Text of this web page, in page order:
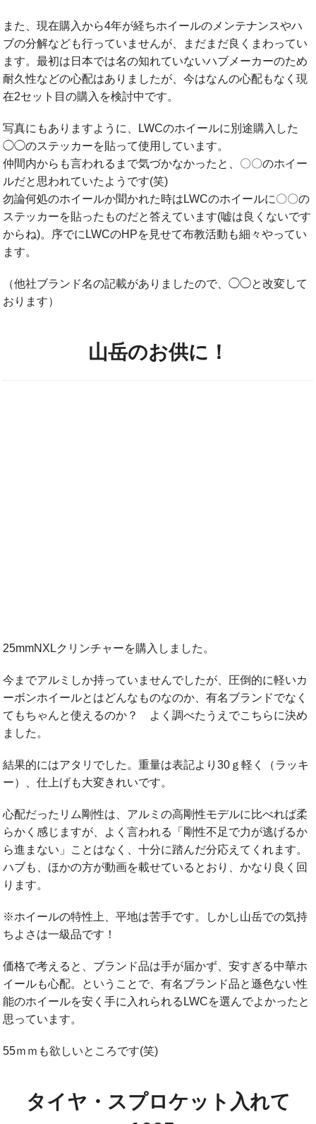
また、現在購入から4年が経ちホイールのメンテナンスやハ
ブの分解なども行っていませんが、まだまだ良くまわってい
ます。最初は日本では名の知れていないハブメーカーのため
耐久性などの心配はありましたが、今はなんの心配もなく現
在2セット目の購入を検討中です。
写真にもありますように、LWCのホイールに別途購入した
◯◯のステッカーを貼って使用しています。
仲間内からも言われるまで気づかなかったと、〇〇のホイー
ルだと思われていたようです(笑)
勿論何処のホイールか聞かれた時はLWCのホイールに〇〇の
ステッカーを貼ったものだと答えています(嘘は良くないです
からね)。序でにLWCのHPを見せて布教活動も細々やってい
ます。
（他社ブランド名の記載がありましたので、◯◯と改変して
おります）
山岳のお供に！
25mmNXLクリンチャーを購入しました。
今までアルミしか持っていませんでしたが、圧倒的に軽いカ
ーボンホイールとはどんなものなのか、有名ブランドでなく
てもちゃんと使えるのか？ よく調べたうえでこちらに決め
ました。
結果的にはアタリでした。重量は表記より30ｇ軽く（ラッキ
ー）、仕上げも大変きれいです。
心配だったリム剛性は、アルミの高剛性モデルに比べれば柔
らかく感じますが、よく言われる「剛性不足で力が逃げるか
ら進まない」ことはなく、十分に踏んだ分応えてくれます。
ハブも、ほかの方が動画を載せているとおり、かなり良く回
ります。
※ホイールの特性上、平地は苦手です。しかし山岳での気持
ちよさは一級品です！
価格で考えると、ブランド品は手が届かず、安すぎる中華ホ
イールも心配。ということで、有名ブランド品と遜色ない性
能のホイールを安く手に入れられるLWCを選んでよかったと
思っています。
55ｍｍも欲しいところです(笑)
タイヤ・スプロケット入れて